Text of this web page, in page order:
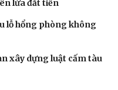
lửa đắt tiền
lỗ hổng phòng không
xây dựng luật cấm tàu